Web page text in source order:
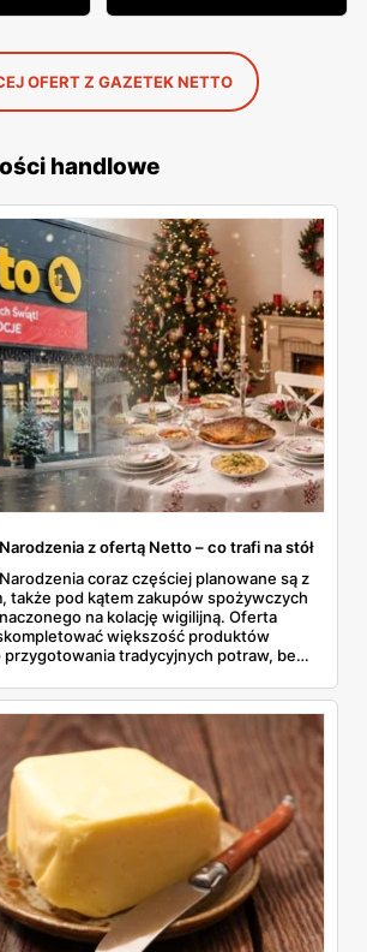
OFERT Z GAZETEK NETTO
handlowe
z ofertą Netto – co trafi na stół
coraz częściej planowane są z
także pod kątem zakupów spożywczych
na kolację wigilijną. Oferta
większość produktów
tradycyjnych potraw, bez
się zarówno klasyczne składniki,
które realnie skracają czas
To rozwiązanie wygodne, ale też
względem jakości i ceny.